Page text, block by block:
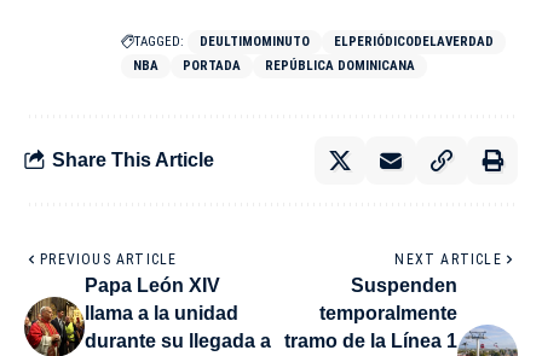
TAGGED: DEULTIMOMINUTO
ELPERIÓDICODELAVERDAD
NBA
PORTADA REPÚBLICA DOMINICANA
Share This Article
PREVIOUS ARTICLE
Papa León XIV
llama a la unidad
durante su llegada a
NEXT ARTICLE
Suspenden
temporalmente
tramo de la Línea 1